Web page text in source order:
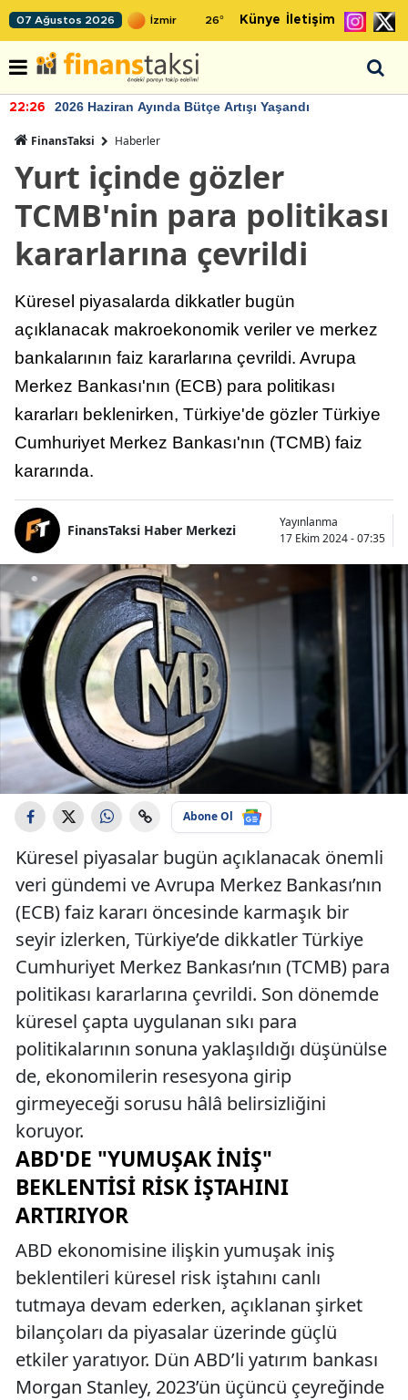
07 Ağustos 2026 26° Künye İletişim
22:26 2026 Haziran Ayında Bütçe Artışı Yaşandı
FinansTaksi Haberler
Yurt içinde gözler
TCMB'nin para politikası
kararlarına çevrildi
Küresel piyasalarda dikkatler bugün
açıklanacak makroekonomik veriler ve merkez
bankalarının faiz kararlarına çevrildi. Avrupa
Merkez Bankası'nın (ECB) para politikası
kararları beklenirken, Türkiye'de gözler Türkiye
Cumhuriyet Merkez Bankası'nın (TCMB) faiz
kararında.
FinansTaksi Haber Merkezi
Yayınlanma
17 Ekim 2024 - 07:35
Abone Ol
Küresel piyasalar bugün açıklanacak önemli
veri gündemi ve Avrupa Merkez Bankası’nın
(ECB) faiz kararı öncesinde karmaşık bir
seyir izlerken, Türkiye’de dikkatler Türkiye
Cumhuriyet Merkez Bankası’nın (TCMB) para
politikası kararlarına çevrildi. Son dönemde
küresel çapta uygulanan sıkı para
politikalarının sonuna yaklaşıldığı düşünülse
de, ekonomilerin resesyona girip
girmeyeceği sorusu hâlâ belirsizliğini
koruyor.
ABD'DE "YUMUŞAK İNIŞ"
BEKLENTISI RISK İŞTAHINI
ARTIRIYOR
ABD ekonomisine ilişkin yumuşak iniş
beklentileri küresel risk iştahını canlı
tutmaya devam ederken, açıklanan şirket
bilançoları da piyasalar üzerinde güçlü
etkiler yaratıyor. Dün ABD’li yatırım bankası
Morgan Stanley, 2023’ün üçüncü çeyreğinde